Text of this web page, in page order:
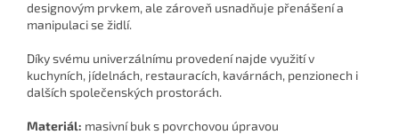
designovým prvkem, ale zároveň usnadňuje přenášení a
manipulaci se židlí.
Díky svému univerzálnímu provedení najde využití v
kuchyních, jídelnách, restauracích, kavárnách, penzionech i
dalších společenských prostorách.
Materiál: masivní buk s povrchovou úpravou